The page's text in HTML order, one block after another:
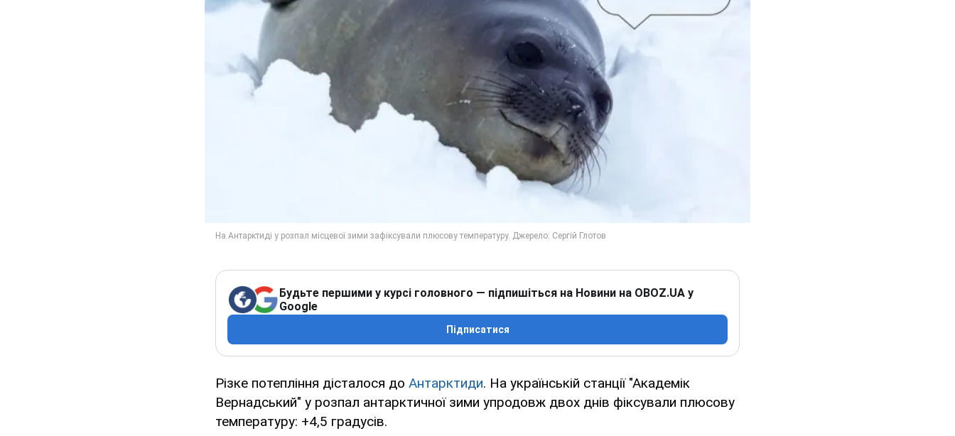
Будьте першими у курсі головного — підпишіться на Новини на OBOZ.UA у
Google
Підписатися
Різке потепління дісталося до Антарктиди. На українській станції "Академік
Вернадський" у розпал антарктичної зими упродовж двох днів фіксували плюсову
температуру: +4,5 градусів.